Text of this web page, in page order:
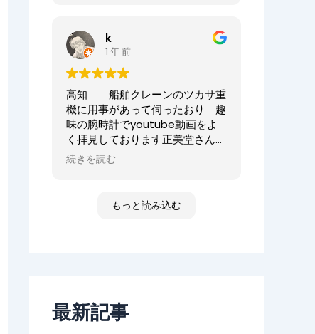
ル等、永くお付き合いいただけま
すと幸いです。
どうぞよろしくお願いいたしま
す。
正美堂時計店スタッフ
この度は数ある時計店の中から当
店へご来店いただき誠にありがと
うございました。
また、嬉しいまで、誠に口コミい
ただきありがとうございます。
大切な時計選びにお立ち会いでき
てとても嬉しかったです
またベルトのサイズが合わなくな
正美堂スタッフ
k
1 年 前
高知 船舶クレーンのツカサ重
機に用事があって伺ったおり 趣
味の腕時計でyoutube動画をよ
く拝見しております正美堂さん
へ 冷やかしで伺ってしまいまし
た ゴメンなさい 小心者ですか
な時間でした
高知 あと何回伺う事があるだ
セイコーのオートクォーツ 褒め
てもらえた！
続きを読む
もっと読み込む
最新記事